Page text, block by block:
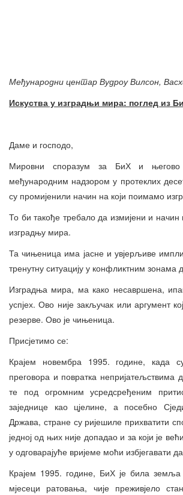
Међународни центар Вудроу Вилсон,
Искуства у изградњи мира: поглед из
Даме и господо,
Мировни споразум за БиХ и његово
међународним надзором у протеклих
су промијенили начин на који поимамо
То би такође требало да измијени и начин
изградњу мира.
Та чињеница има јасне и увјерљиве
тренутну ситуацију у конфликтним зонама
Изградња мира, ма како несавршена,
успјех. Ово није закључак или аргумент
резерве. Ово је чињеница.
Присјетимо се:
Крајем новембра 1995. године, када
преговора и повратка непријатељствима
те под огромним усредсређеним
заједнице као цјелине, а посебно
Држава, стране су ријешиле прихватити
једној од њих није допадао и за који је
у одговарајуће вријеме моћи избјегавати
Крајем 1995. године, БиХ је била
мјесеци ратовања, чије преживјело